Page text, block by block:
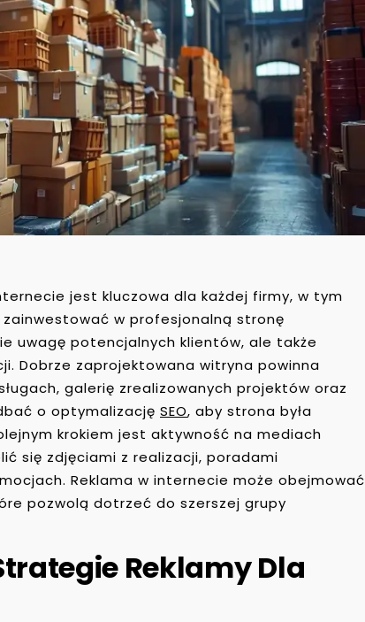
jest kluczowa dla każdej firmy, w tym
w profesjonalną stronę
uwagę potencjalnych klientów, ale także
Dobrze zaprojektowana witryna powinna
galerię zrealizowanych projektów oraz
o optymalizację SEO, aby strona była
krokiem jest aktywność na mediach
się zdjęciami z realizacji, poradami
Reklama w internecie może obejmować
pozwolą dotrzeć do szerszej grupy
Reklamy Dla